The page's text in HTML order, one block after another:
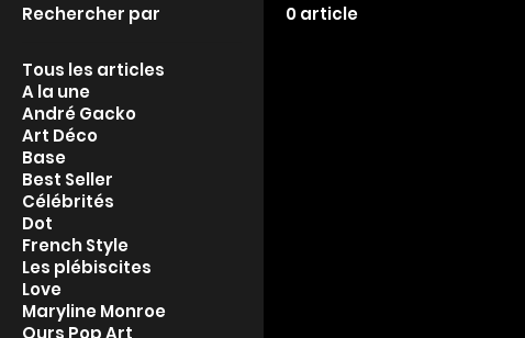
Rechercher par
Tous les articles
A la une
André Gacko
Art Déco
Base
Best Seller
Célébrités
Dot
French Style
Les plébiscites
Love
Maryline Monroe
Ours Pop Art
0 article